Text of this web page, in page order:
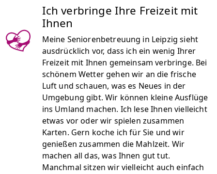
Ich verbringe Ihre Freizeit mit
Ihnen
Meine Seniorenbetreuung in Leipzig sieht
ausdrücklich vor, dass ich ein wenig Ihrer
Freizeit mit Ihnen gemeinsam verbringe. Bei
schönem Wetter gehen wir an die frische
Luft und schauen, was es Neues in der
Umgebung gibt. Wir können kleine Ausflüge
ins Umland machen. Ich lese Ihnen vielleicht
etwas vor oder wir spielen zusammen
Karten. Gern koche ich für Sie und wir
genießen zusammen die Mahlzeit. Wir
machen all das, was Ihnen gut tut.
Manchmal sitzen wir vielleicht auch einfach